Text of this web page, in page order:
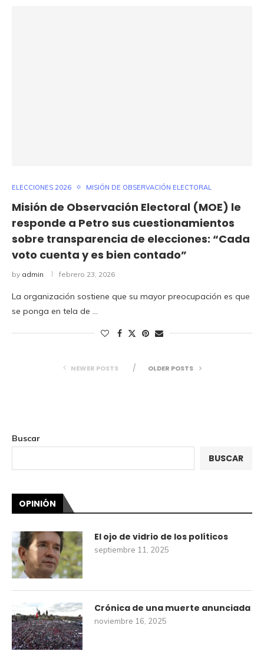
ELECCIONES 2026 MISIÓN DE OBSERVACIÓN ELECTORAL
Misión de Observación Electoral (MOE) le
responde a Petro sus cuestionamientos
sobre transparencia de elecciones: “Cada
voto cuenta y es bien contado”
by admin febrero 23, 2026
La organización sostiene que su mayor preocupación es que
se ponga en tela de …
NEWER POSTS OLDER POSTS
Buscar
BUSCAR
OPINIÓN
El ojo de vidrio de los políticos
septiembre 11, 2025
Crónica de una muerte anunciada
noviembre 16, 2025